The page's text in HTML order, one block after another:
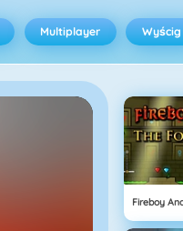
Multiplayer Wyścig